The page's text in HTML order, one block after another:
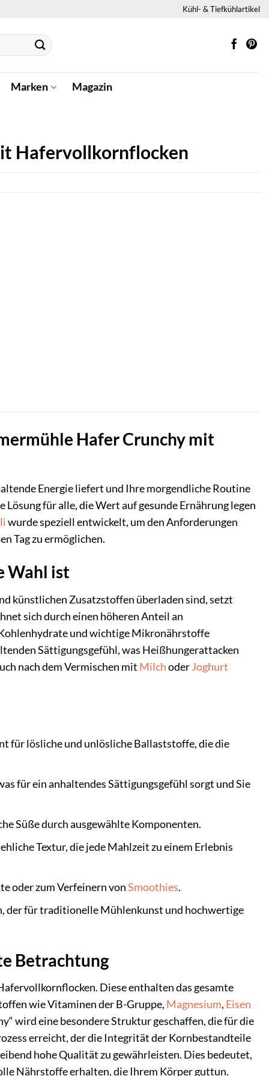
Kühl- & Tiefkühlartikel
Marken Magazin
Hafervollkornflocken
Hafer Crunchy mit
Energie liefert und Ihre morgendliche Routine
für alle, die Wert auf gesunde Ernährung legen
wurde speziell entwickelt, um den Anforderungen
Tag zu ermöglichen.
Wahl ist
künstlichen Zusatzstoffen überladen sind, setzt
sich durch einen höheren Anteil an
und wichtige Mikronährstoffe
Sättigungsgefühl, was Heißhungerattacken
nach dem Vermischen mit MilchoderJoghurt
für lösliche und unlösliche Ballaststoffe, die die
für ein anhaltendes Sättigungsgefühl sorgt und Sie
Süße durch ausgewählte Komponenten.
Textur, die jede Mahlzeit zu einem Erlebnis
oder zum Verfeinern vonSmoothies.
der für traditionelle Mühlenkunst und hochwertige
Betrachtung
Diese enthalten das gesamte
wie Vitaminen der B-Gruppe, Magnesium, Eisen
wird eine besondere Struktur geschaffen, die für die
erreicht, der die Integrität der Kornbestandteile
hohe Qualität zu gewährleisten. Dies bedeutet,
Nährstoffe erhalten, die Ihrem Körper guttun.